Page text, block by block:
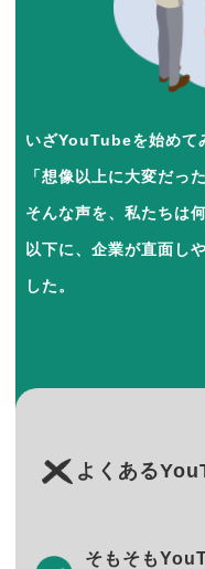
いざYouTubeを始めて
「想像以上に大変だっ
そんな声を、私たちは
以下に、企業が直面し
した。
よくある
そもそも